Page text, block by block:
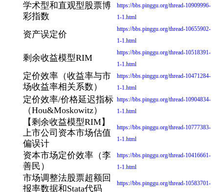
学术型和直观型股票博
彩指数
https://bbs.pinggu.org/thread-10909996-
1-1.html
资产误定价
https://bbs.pinggu.org/thread-10655902-
1-1.html
剩余收益模型RIM
https://bbs.pinggu.org/thread-10518391-
1-1.html
定价效率（收益率与市
场收益率相关系数）
https://bbs.pinggu.org/thread-10471284-
1-1.html
定价效率/价格延迟指标
（Hou&Moskowitz）
https://bbs.pinggu.org/thread-10904834-
1-1.html
【剩余收益模型RIM】
上市公司资本市场估值
偏误计
https://bbs.pinggu.org/thread-10777383-
1-1.html
资本市场定价效率（李
善民）
https://bbs.pinggu.org/thread-10416661-
1-1.html
市场调整法股票超额回
报率数据和Stata代码
https://bbs.pinggu.org/thread-10583701-